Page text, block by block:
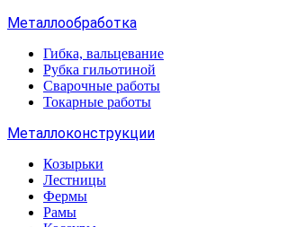
Металлообработка
Гибка, вальцевание
Рубка гильотиной
Сварочные работы
Токарные работы
Металлоконструкции
Козырьки
Лестницы
Фермы
Рамы